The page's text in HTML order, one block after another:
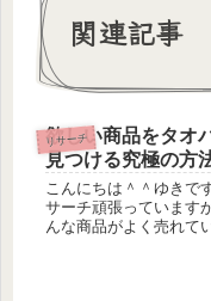
関連記事
リサーチ
欲しい商品をタオ
見つける究極の方
こんにちは＾＾ゆきで
サーチ頑張っています
んな商品がよく売れて